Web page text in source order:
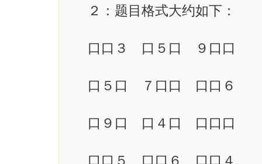
２：题目格式大约如下：
口口３ 口５口 ９口口
口５口 ７口口 口口６
口９口 口４口 口口口
口口５ 口口６ 口口４